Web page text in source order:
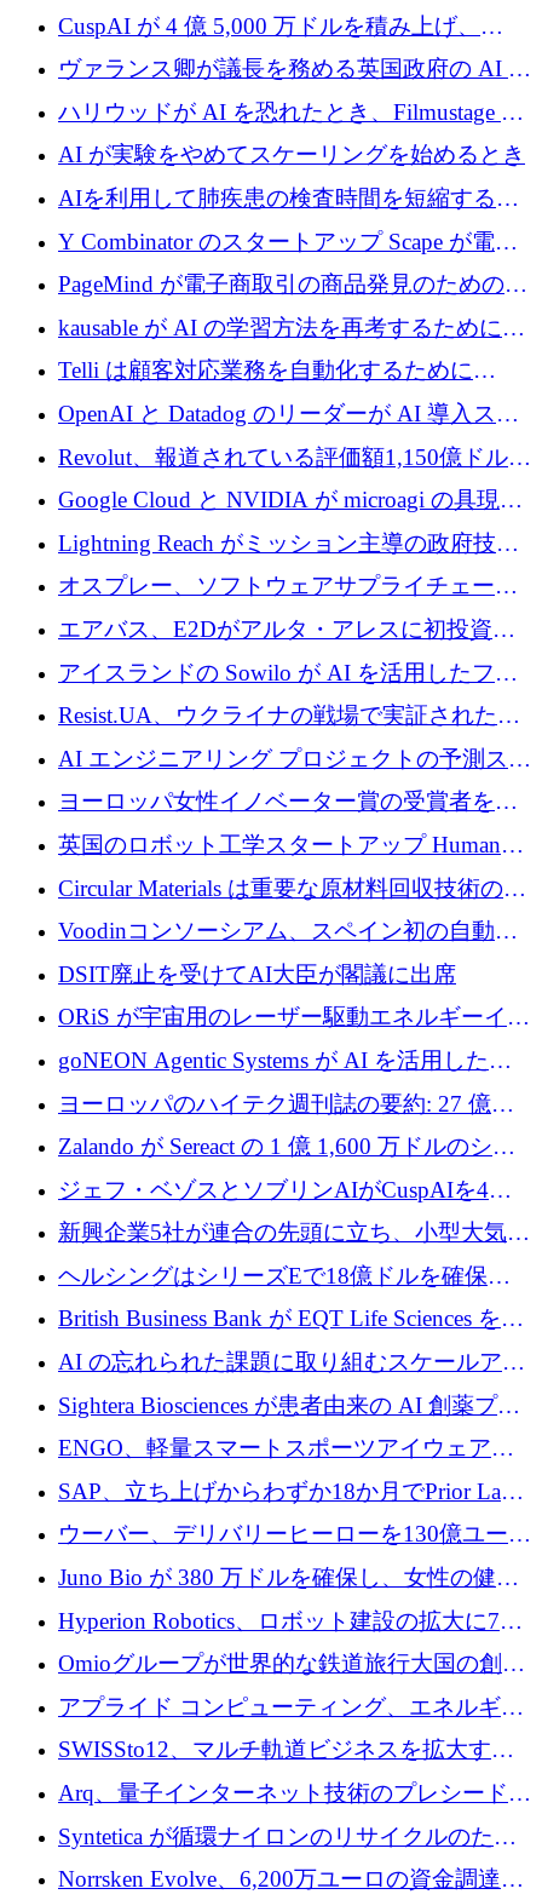
子力タービンが1500万ポンドの資金調達でス
テルスから浮上
CuspAI が 4 億 5,000 万ドルを積み上げ、
Resist.UA が 5,000 万ユーロの基金を立ち上
げ、DSIT が廃止される
ヴァランス卿が議長を務める英国政府の AI タ
スクフォースが発足
ハリウッドが AI を恐れたとき、Filmustage は
代わりにプリプロダクションに賭けました
AI が実験をやめてスケーリングを始めるとき
AIを利用して肺疾患の検査時間を短縮する英
国のヘルステック挑戦者が1900万ドルを獲得
Y Combinator のスタートアップ Scape が電子
メールを再考するために 320 万ドルを調達し
てステルスから浮上
PageMind が電子商取引の商品発見のための
AI を拡張するために 120 万ユーロを調達
kausable が AI の学習方法を再考するために
1,200 万ユーロを調達
Telli は顧客対応業務を自動化するために
1,500 万ドルのシードを確保
OpenAI と Datadog のリーダーが AI 導入スタ
ートアップ Arrakis を支援
Revolut、報道されている評価額1,150億ドルで
の新たな二次株式売却を確認
Google Cloud と NVIDIA が microagi の具現化
された AI の野望を推進
Lightning Reach がミッション主導の政府技術
グループとしてポートフォリオを拡大し ETG
に買収
オスプレー、ソフトウェアサプライチェーン
攻撃を阻止するために265万ドルを確保
エアバス、E2Dがアルタ・アレスに初投資、
欧州防衛技術ファンドに5億ユーロを拠出
アイスランドの Sowilo が AI を活用したファ
ッション製品インテリジェンス プラットフォ
ームを拡大するためにプレシードを調達
Resist.UA、ウクライナの戦場で実証された防
衛技術を拡大するために5,000万ユーロの欧州
基金を立ち上げる
AI エンジニアリング プロジェクトの予測スタ
ートアップ Cascade が a16z アクセラレータか
らの支援を獲得
ヨーロッパ女性イノベーター賞の受賞者を紹
介します
英国のロボット工学スタートアップ Humanoid
がシリーズ A 1 億 5,200 万ドルで評価額 13 億
5,000 万ドルに到達
Circular Materials は重要な原材料回収技術の拡
張に 1,180 万ユーロを確保
Voodinコンソーシアム、スペイン初の自動木
製ブレード工場の建設にEU補助金4,800万ユ
ーロを確保
DSIT廃止を受けてAI大臣が閣議に出席
ORiS が宇宙用のレーザー駆動エネルギーイン
フラの構築に 500 万ユーロを調達
goNEON Agentic Systems が AI を活用したイ
ンフラ計画を加速するために 16 万ユーロを確
ヨーロッパのハイテク週刊誌の要約: 27 億ユ
ーロを超える 60 以上のハイテク資金調達取引
Zalando が Sereact の 1 億 1,600 万ドルのシリ
ーズ B に参加し、AI を活用した倉庫自動化を
ジェフ・ベゾスとソブリンAIがCuspAIを4億
5,000万ドルの資金調達で支援
新興企業5社が連合の先頭に立ち、小型大気質
センサーをEUのクリーンエア政策の中心に据
ヘルシングはシリーズEで18億ドルを確保、
ウーバーはデリバリー・ヒーローを130億ユー
銀行を立ち上げる
British Business Bank が EQT Life Sciences を
2,500 万ユーロのコミットメントで支援
AI の忘れられた課題に取り組むスケールアッ
プを実現: カメラロール
Sightera Biosciences が患者由来の AI 創薬プラ
ットフォームを拡大するために 300 万ユーロ
のプレシードをクローズ
ENGO、軽量スマートスポーツアイウェアの
進歩のために510万ユーロを調達
SAP、立ち上げからわずか18か月でPrior Labs
を10億ユーロ以上の契約で買収
ウーバー、デリバリーヒーローを130億ユーロ
の契約で買収、99か国にまたがるプラットフ
ォームを構築
Juno Bio が 380 万ドルを確保し、女性の健康
専用の初のシーケンスラボを開設
Hyperion Robotics、ロボット建設の拡大に740
万ドルを確保
Omioグループが世界的な鉄道旅行大国の創設
を目指してRail Europeを買収
アプライド コンピューティング、エネルギー
向け基盤 AI の拡張に 2,000 万ドルを調達
SWISSto12、マルチ軌道ビジネスを拡大する
ためにシリーズCで7,000万ドルを調達
Arq、量子インターネット技術のプレシードと
して140万ドルを確保
Syntetica が循環ナイロンのリサイクルのため
にシリーズ A で 3,000 万ドルを調達
Norrsken Evolve、6,200万ユーロの資金調達